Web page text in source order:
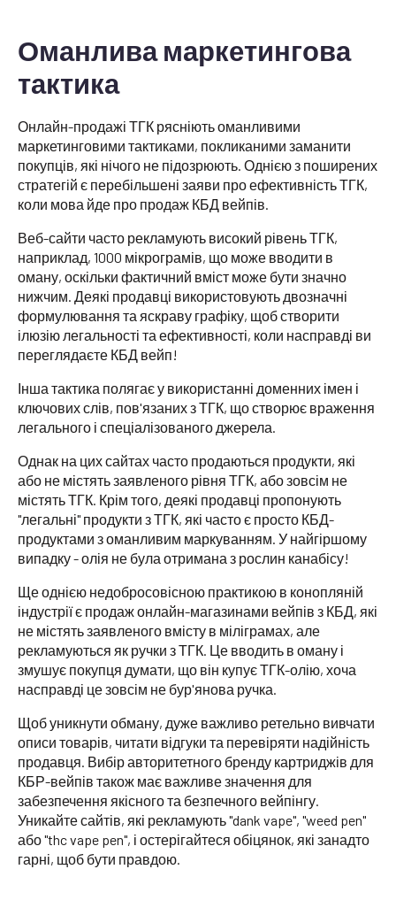
Оманлива маркетингова
тактика
Онлайн-продажі ТГК рясніють оманливими
маркетинговими тактиками, покликаними заманити
покупців, які нічого не підозрюють. Однією з поширених
стратегій є перебільшені заяви про ефективність ТГК,
коли мова йде про продаж КБД вейпів.
Веб-сайти часто рекламують високий рівень ТГК,
наприклад, 1000 мікрограмів, що може вводити в
оману, оскільки фактичний вміст може бути значно
нижчим. Деякі продавці використовують двозначні
формулювання та яскраву графіку, щоб створити
ілюзію легальності та ефективності, коли насправді ви
переглядаєте КБД вейп!
Інша тактика полягає у використанні доменних імен і
ключових слів, пов'язаних з ТГК, що створює враження
легального і спеціалізованого джерела.
Однак на цих сайтах часто продаються продукти, які
або не містять заявленого рівня ТГК, або зовсім не
містять ТГК. Крім того, деякі продавці пропонують
"легальні" продукти з ТГК, які часто є просто КБД-
продуктами з оманливим маркуванням. У найгіршому
випадку - олія не була отримана з рослин канабісу!
Ще однією недобросовісною практикою в конопляній
індустрії є продаж онлайн-магазинами вейпів з КБД, які
не містять заявленого вмісту в міліграмах, але
рекламуються як ручки з ТГК. Це вводить в оману і
змушує покупця думати, що він купує ТГК-олію, хоча
насправді це зовсім не бур'янова ручка.
Щоб уникнути обману, дуже важливо ретельно вивчати
описи товарів, читати відгуки та перевіряти надійність
продавця. Вибір авторитетного бренду картриджів для
КБР-вейпів також має важливе значення для
забезпечення якісного та безпечного вейпінгу.
Уникайте сайтів, які рекламують "dank vape", "weed pen"
або "thc vape pen", і остерігайтеся обіцянок, які занадто
гарні, щоб бути правдою.